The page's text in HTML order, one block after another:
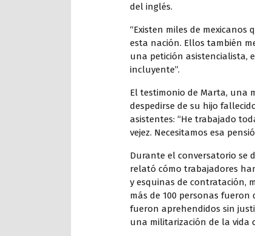
del inglés.
“Existen miles de mexicanos
esta nación. Ellos también
una petición asistencialista,
incluyente”.
El testimonio de Marta, una
despedirse de su hijo
asistentes: “He trabajado
vejez. Necesitamos esa
Durante el conversatorio se
relató cómo trabajadores
y esquinas de contratación,
más de 100 personas
fueron aprehendidos sin
una militarización de la vida